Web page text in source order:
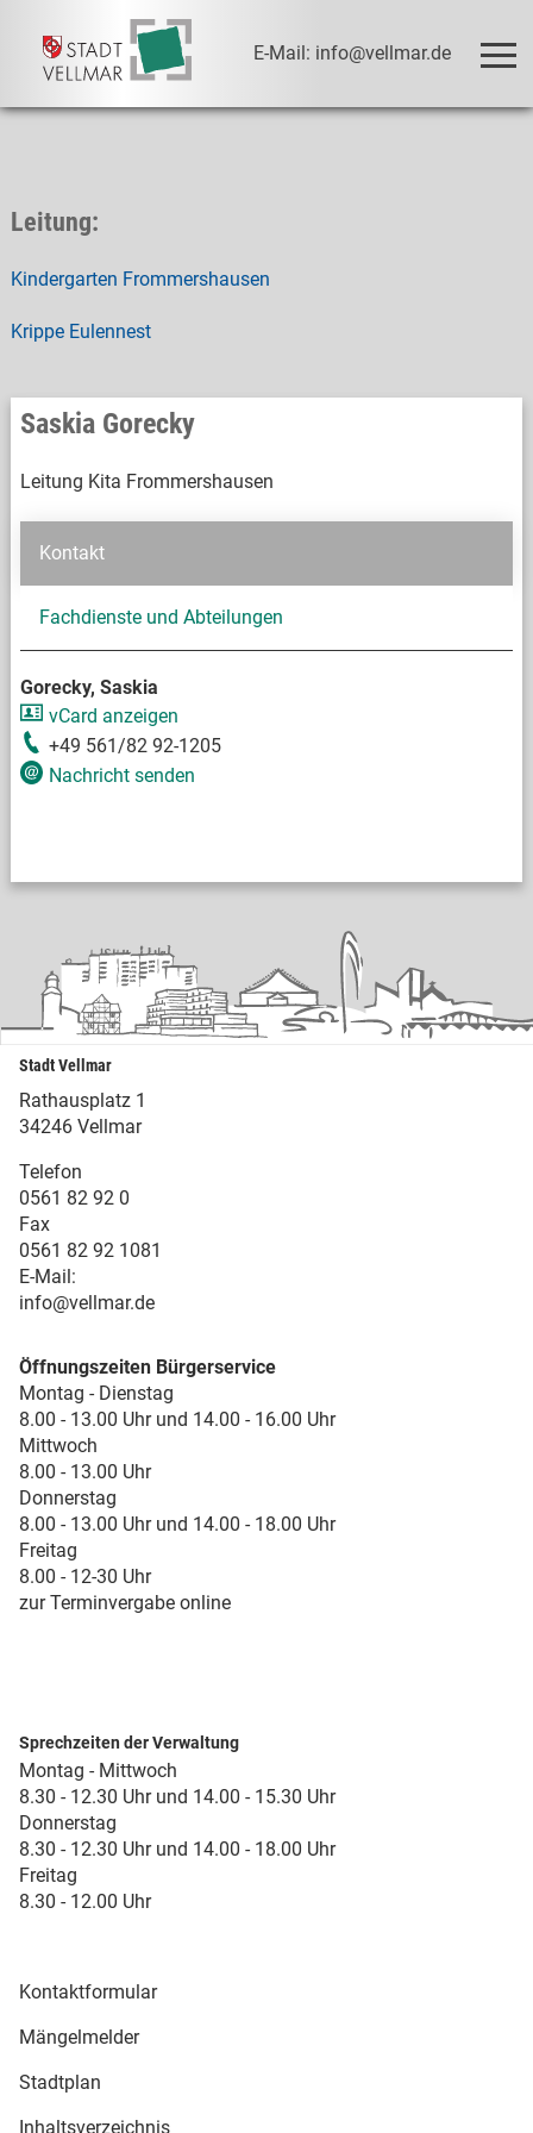
E-Mail: info@vellmar.de
Leitung:
Kindergarten Frommershausen
Krippe Eulennest
Saskia Gorecky
Leitung Kita Frommershausen
Kontakt
Fachdienste und Abteilungen
Gorecky, Saskia
vCard anzeigen
+49 561/82 92-1205
Nachricht senden
Stadt Vellmar
Rathausplatz 1
34246 Vellmar
Telefon
0561 82 92 0
Fax
0561 82 92 1081
E-Mail:
info@vellmar.de
Öffnungszeiten Bürgerservice
Montag - Dienstag
8.00 - 13.00 Uhr und 14.00 - 16.00 Uhr
Mittwoch
8.00 - 13.00 Uhr
Donnerstag
8.00 - 13.00 Uhr und 14.00 - 18.00 Uhr
Freitag
8.00 - 12-30 Uhr
zur Terminvergabe online
Sprechzeiten der Verwaltung
Montag - Mittwoch
8.30 - 12.30 Uhr und 14.00 - 15.30 Uhr
Donnerstag
8.30 - 12.30 Uhr und 14.00 - 18.00 Uhr
Freitag
8.30 - 12.00 Uhr
Kontaktformular
Mängelmelder
Stadtplan
Inhaltsverzeichnis